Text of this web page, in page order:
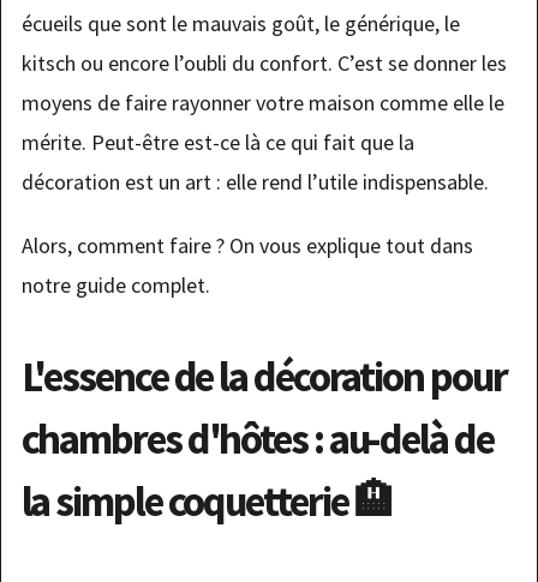
écueils que sont le mauvais goût, le générique, le
kitsch ou encore l’oubli du confort. C’est se donner les
moyens de faire rayonner votre maison comme elle le
mérite. Peut-être est-ce là ce qui fait que la
décoration est un art : elle rend l’utile indispensable.
Alors, comment faire ? On vous explique tout dans
notre guide complet.
L'essence de la décoration pour
chambres d'hôtes : au-delà de
la simple coquetterie 🏨